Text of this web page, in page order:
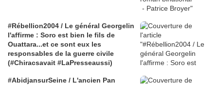
#Rébellion2004 / Le général Georgelin
l'affirme : Soro est bien le fils de
Ouattara...et ce sont eux les
responsables de la guerre civile
(#Chiracsavait #LaPresseaussi)
#AbidjansurSeine / L'ancien Pan